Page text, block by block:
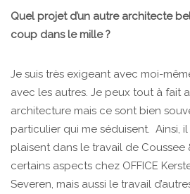
Quel projet d’un autre architecte
coup dans le mille ?
Je suis très exigeant avec moi-
avec les autres. Je peux tout à fait
architecture mais ce sont bien
particulier qui me séduisent. Ainsi,
plaisent dans le travail de Coussee
certains aspects chez OFFICE
Severen, mais aussi le travail